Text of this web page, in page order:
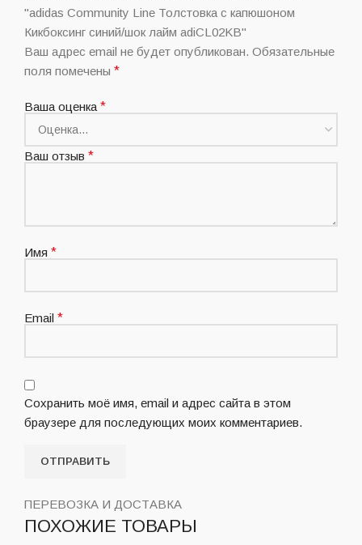
"adidas Community Line Толстовка с капюшоном
Кикбоксинг синий/шок лайм adiCL02KB"
Ваш адрес email не будет опубликован. Обязательные
поля помечены *
Ваша оценка *
Ваш отзыв *
Имя *
Email *
Сохранить моё имя, email и адрес сайта в этом
браузере для последующих моих комментариев.
ПЕРЕВОЗКА И ДОСТАВКА
ПОХОЖИЕ ТОВАРЫ